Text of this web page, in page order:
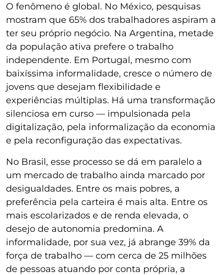
O fenômeno é global. No México, pesquisas
mostram que 65% dos trabalhadores aspiram a
ter seu próprio negócio. Na Argentina, metade
da população ativa prefere o trabalho
independente. Em Portugal, mesmo com
baixíssima informalidade, cresce o número de
jovens que desejam flexibilidade e
experiências múltiplas. Há uma transformação
silenciosa em curso — impulsionada pela
digitalização, pela informalização da economia
e pela reconfiguração das expectativas.
No Brasil, esse processo se dá em paralelo a
um mercado de trabalho ainda marcado por
desigualdades. Entre os mais pobres, a
preferência pela carteira é mais alta. Entre os
mais escolarizados e de renda elevada, o
desejo de autonomia predomina. A
informalidade, por sua vez, já abrange 39% da
força de trabalho — com cerca de 25 milhões
de pessoas atuando por conta própria, a